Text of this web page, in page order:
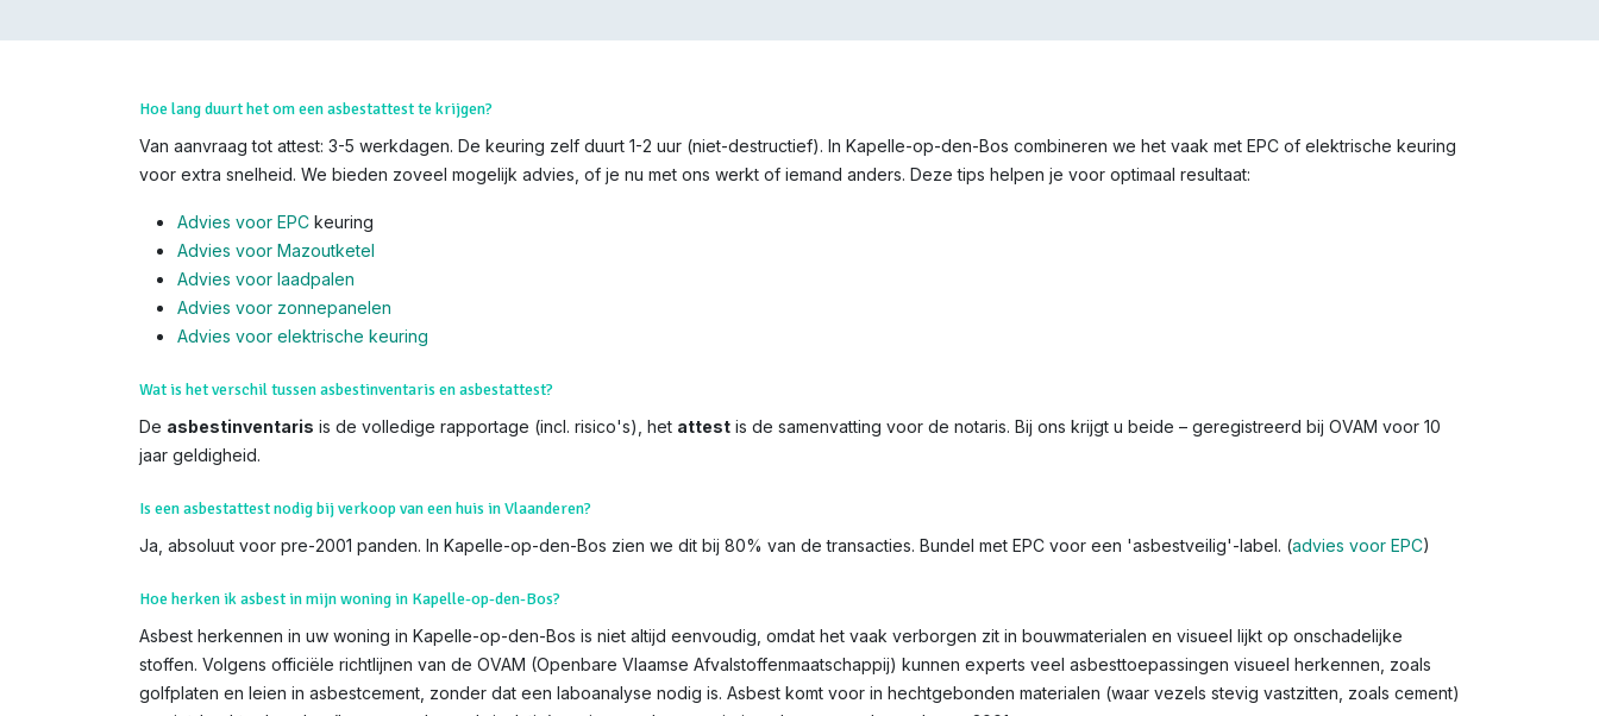
Hoe lang duurt het om een asbestattest te krijgen?
Van aanvraag tot attest: 3-5 werkdagen. De keuring zelf duurt 1-2 uur (niet-destructief). In Kapelle-op-den-Bos combineren we het vaak met EPC of elektrische keuring
voor extra snelheid. We bieden zoveel mogelijk advies, of je nu met ons werkt of iemand anders. Deze tips helpen je voor optimaal resultaat:
Advies voor EPC keuring
Advies voor Mazoutketel
Advies voor laadpalen
Advies voor zonnepanelen
Advies voor elektrische keuring
Wat is het verschil tussen asbestinventaris en asbestattest?
De asbestinventaris is de volledige rapportage (incl. risico's), het attest is de samenvatting voor de notaris. Bij ons krijgt u beide – geregistreerd bij OVAM voor 10
jaar geldigheid.
Is een asbestattest nodig bij verkoop van een huis in Vlaanderen?
Ja, absoluut voor pre-2001 panden. In Kapelle-op-den-Bos zien we dit bij 80% van de transacties. Bundel met EPC voor een 'asbestveilig'-label. (advies voor EPC)
Hoe herken ik asbest in mijn woning in Kapelle-op-den-Bos?
Asbest herkennen in uw woning in Kapelle-op-den-Bos is niet altijd eenvoudig, omdat het vaak verborgen zit in bouwmaterialen en visueel lijkt op onschadelijke
stoffen. Volgens officiële richtlijnen van de OVAM (Openbare Vlaamse Afvalstoffenmaatschappij) kunnen experts veel asbesttoepassingen visueel herkennen, zoals
golfplaten en leien in asbestcement, zonder dat een laboanalyse nodig is. Asbest komt voor in hechtgebonden materialen (waar vezels stevig vastzitten, zoals cement)